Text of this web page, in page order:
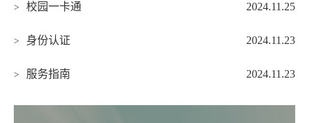
2024.11.25
> 校园一卡通
2024.11.23
> 身份认证
2024.11.23
> 服务指南